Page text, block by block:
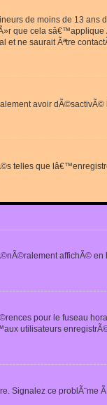
de moins de 13 ans
que cela
ne saurait Ãªtre
avoir
telles que
affichÃ© en
pour le fuseau
utilisateurs
Signalez ce problÃ¨me